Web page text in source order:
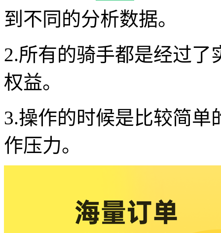
到不同的分析数据。
2.所有的骑手都是经过
权益。
3.操作的时候是比较简
作压力。